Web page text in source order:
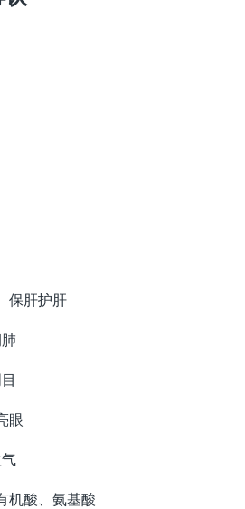
保肝护肝
眼
机酸、氨基酸